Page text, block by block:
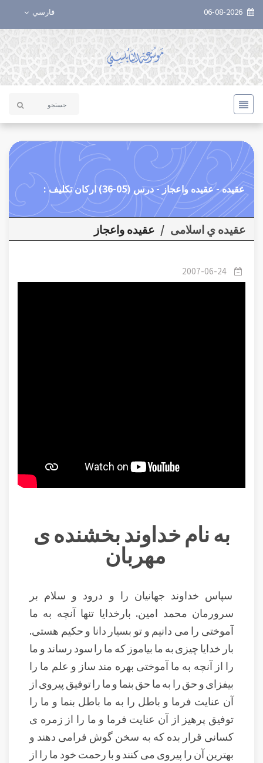
فارسي
عقيده - عقيده واعجاز - درس (05-36) ارکان تكليف :
هستی -1- هستی راهی برای شناخت الله
عقیده ي اسلامی / عقيده واعجاز
2007-06-24
به نام خداوند بخشنده ی
مهربان
سپاس خداوند جهانیان را و درود و سلام بر
سرورمان محمد امین. بارخدایا تنها آنچه به ما
آموختی را می دانیم و تو بسیار دانا و حکیم هستی.
بار خدایا چیزی به ما بیاموز که ما را سود رساند و ما
را از آنچه به ما آموختی بهره مند ساز و علم ما را
بیفزای و حق را به ما حق بنما و ما را توفیق پیروی از
آن عنایت فرما و باطل را به ما باطل بنما و ما را
توفیق پرهیز از آن عنایت فرما و ما را از زمره ی
کسانی قرار بده که به سخن گوش فرامى‏ دهند و
بهترين آن را پيروى مى كنند و با رحمت خود ما را از